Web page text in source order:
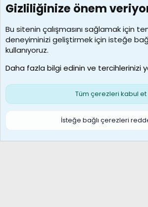
7388
Kullanıcılar
borabekirogluu
Son üye
Çerezler
S
Gizliliğinize önem
Bu sitenin çalışmasını sağlamak için
deneyiminizi geliştirmek için isteğe
kullanıyoruz.
Daha fazla bilgi edinin ve tercihlerinizi
Tüm çerezleri kabul et
İsteğe bağlı çerezleri